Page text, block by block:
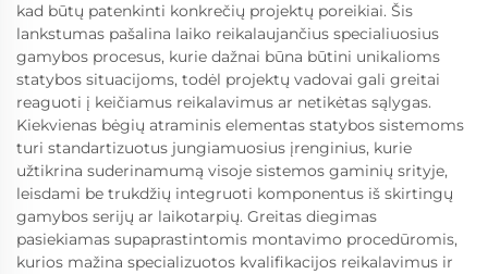
kad būtų patenkinti konkrečių projektų poreikiai. Šis
lankstumas pašalina laiko reikalaujančius specialiuosius
gamybos procesus, kurie dažnai būna būtini unikalioms
statybos situacijoms, todėl projektų vadovai gali greitai
reaguoti į keičiamus reikalavimus ar netikėtas sąlygas.
Kiekvienas bėgių atraminis elementas statybos sistemoms
turi standartizuotus jungiamuosius įrenginius, kurie
užtikrina suderinamumą visoje sistemos gaminių srityje,
leisdami be trukdžių integruoti komponentus iš skirtingų
gamybos serijų ar laikotarpių. Greitas diegimas
pasiekiamas supaprastintomis montavimo procedūromis,
kurios mažina specializuotos kvalifikacijos reikalavimus ir